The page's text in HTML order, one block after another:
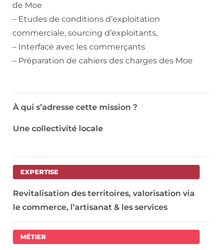
de Moe
– Etudes de conditions d’exploitation
commerciale, sourcing d’exploitants,
– Interface avec les commerçants
– Préparation de cahiers des charges des Moe
À qui s’adresse cette mission ?
Une collectivité locale
EXPERTISE
Revitalisation des territoires, valorisation via
le commerce, l’artisanat & les services
MÉTIER